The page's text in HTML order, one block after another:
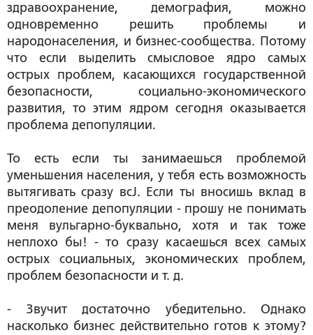
здравоохранение, демография, можно
одновременно решить проблемы и
народонаселения, и бизнес-сообщества. Потому
что если выделить смысловое ядро самых
острых проблем, касающихся государственной
безопасности, социально-экономического
развития, то этим ядром сегодня оказывается
проблема депопуляции.
То есть если ты занимаешься проблемой
уменьшения населения, у тебя есть возможность
вытягивать сразу всЈ. Если ты вносишь вклад в
преодоление депопуляции - прошу не понимать
меня вульгарно-буквально, хотя и так тоже
неплохо бы! - то сразу касаешься всех самых
острых социальных, экономических проблем,
проблем безопасности и т. д.
- Звучит достаточно убедительно. Однако
насколько бизнес действительно готов к этому?